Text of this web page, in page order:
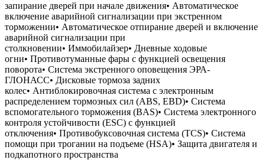
запирание дверей при начале движения• Автоматическое
включение аварийной сигнализации при экстренном
торможении• Автоматическое отпирание дверей и включение
аварийной сигнализации при
столкновении• Иммобилайзер• Дневные ходовые
огни• Противотуманные фары с функцией освещения
поворота• Система экстренного оповещения ЭРА-
ГЛОНАСС• Дисковые тормоза задних
колес• Антиблокировочная система с электронным
распределением тормозных сил (ABS, EBD)• Система
вспомогательного торможения (BAS)• Система электронного
контроля устойчивости (ESC) с функцией
отключения• Противобуксовочная система (TCS)• Система
помощи при трогании на подъеме (HSА)• Защита двигателя и
подкапотного пространства